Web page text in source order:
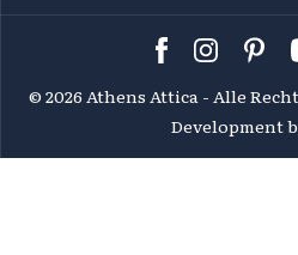
© 2026 Athens Attica - Alle
Development